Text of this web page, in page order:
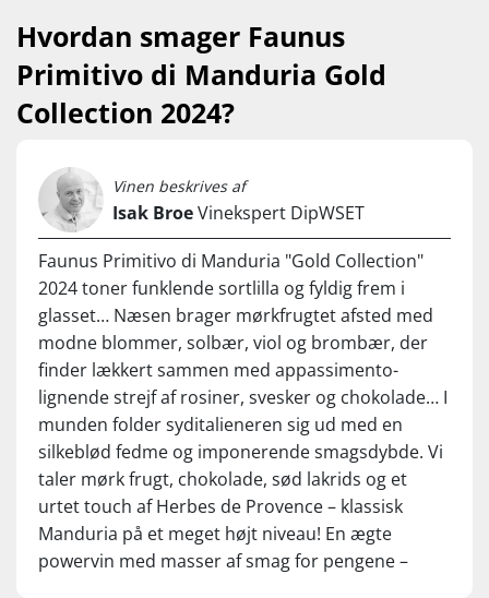
Hvordan smager Faunus
Primitivo di Manduria Gold
Collection 2024?
Vinen beskrives af
Isak BroeVinekspert DipWSET
Faunus Primitivo di Manduria "Gold Collection"
2024 toner funklende sortlilla og fyldig frem i
glasset… Næsen brager mørkfrugtet afsted med
modne blommer, solbær, viol og brombær, der
finder lækkert sammen med appassimento-
lignende strejf af rosiner, svesker og chokolade… I
munden folder syditalieneren sig ud med en
silkeblød fedme og imponerende smagsdybde. Vi
taler mørk frugt, chokolade, sød lakrids og et
urtet touch af Herbes de Provence – klassisk
Manduria på et meget højt niveau! En ægte
powervin med masser af smag for pengene –